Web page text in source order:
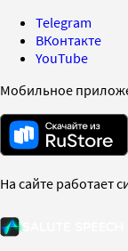
Telegram
ВКонтакте
YouTube
Мобильное
На сайте работает